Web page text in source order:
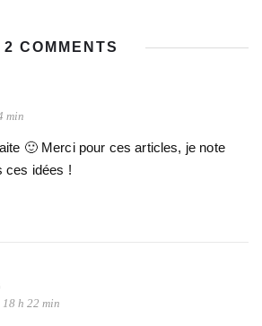
2 COMMENTS
min
🙂 Merci pour ces articles, je note
ces idées !
h 22 min